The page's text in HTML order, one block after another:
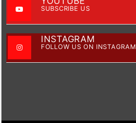
SUBSCRIBE US
INSTAGRAM
FOLLOW US ON INSTAGRAM